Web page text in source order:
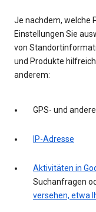
Je nachdem, welche
Einstellungen Sie
von
und Produkte
anderem:
GPS- und andere
IP-Adresse
Aktivitäten in
Suchanfragen
versehen, etwa